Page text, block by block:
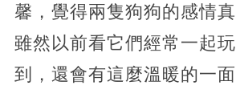
馨，覺得兩隻狗狗的感情
雖然以前看它們經常一起
到，還會有這麼溫暖的一面